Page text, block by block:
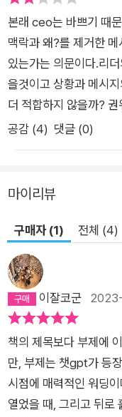
실하다는 두려움을 드러
티》는 그러한 두려움
“짧게. 하지만 얕지 않게”
이메일, 프레젠테이션,
가장 스마트한 전략 《스마트 브레비티》는 무엇이 다를까? 어수
선하고 시끄러운 디지
할까? 《스마트 브레비티
선을 사로잡는 제목으
위한 선택 ‘깊이 알아보기’ 이러한 원리는 이메일이나 보고서
지를 전해야 하는 모든
《스마트 브레비티》를
게 만들 수 있다. 저자는 이 책이 저널리스트만을 위한 책이 아님
을 분명히 한다. 《스마
인이라면 작성하는 보고
기업이나 조직을 운영
기억에 남도록 만들 수
워를 얻을 것이다. 《스
기 위한 필수적인 교양이다. 바이든 대통령의 실수부
본래 ceo는 바쁘기 때
맥락과 왜?를 제거한
있는가는 의문이다.리
을것이고 상황과 메시
더 적합하지 않을까?
공감 (4) 댓글 (0)
마이리뷰
구매자 (1) 전체 (4)
이잘코군
책의 제목보다 부제에
만, 부제는 챗gpt가 등
시점에 매력적인 워딩
열었을 때, 그리고 뒤로